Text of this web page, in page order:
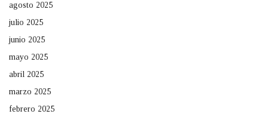
agosto 2025
julio 2025
junio 2025
mayo 2025
abril 2025
marzo 2025
febrero 2025